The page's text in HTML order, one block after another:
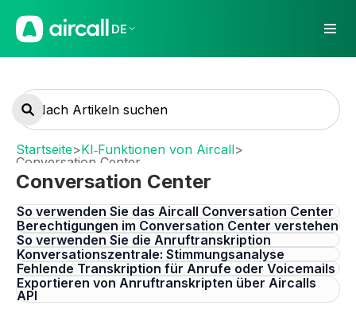
DE
Startseite>KI‑Funktionen von Aircall>
Conversation Center
Conversation Center
So verwenden Sie das Aircall Conversation Center
Berechtigungen im Conversation Center verstehen
So verwenden Sie die Anruftranskription
Konversationszentrale: Stimmungsanalyse
Fehlende Transkription für Anrufe oder Voicemails
Exportieren von Anruftranskripten über Aircalls
API